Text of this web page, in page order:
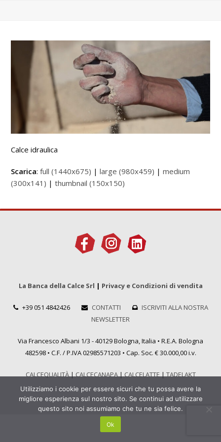
Calce idraulica
Scarica:full (1440x675) |large (980x459) |medium
(300x141) |thumbnail (150x150)
La Banca della Calce Srl | Privacy e Condizioni di vendita
+39 051 4842426 CONTATTI
ISCRIVITI ALLA NOSTRA
NEWSLETTER
Via Francesco Albani 1/3 - 40129 Bologna, Italia • R.E.A. Bologna
482598 • C.F. / P.IVA 02985571203 • Cap. Soc. € 30.000,00 i.v.
CALCEQUALITÀ|CALCECANAPA|CALCELATTE|TADELAKT
Utilizziamo i cookie per essere sicuri che tu possa avere la
migliore esperienza sul nostro sito. Se continui ad utilizzare
questo sito noi assumiamo che tu ne sia felice.
Ok